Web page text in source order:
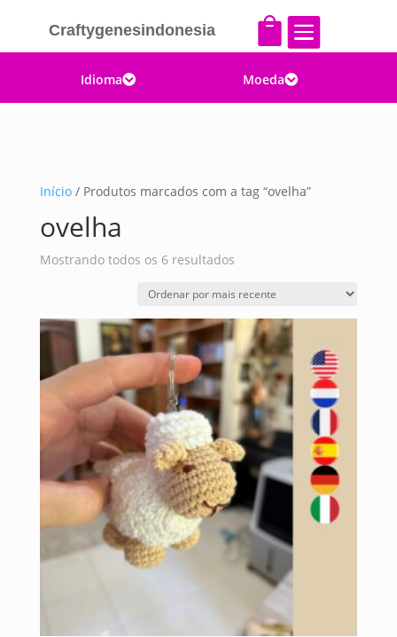
Craftygenesindonesia  
Idioma Moeda
Início/ Produtos marcados com a tag “ovelha”
ovelha
Mostrando todos os 6 resultadosClassificado
mais
recente